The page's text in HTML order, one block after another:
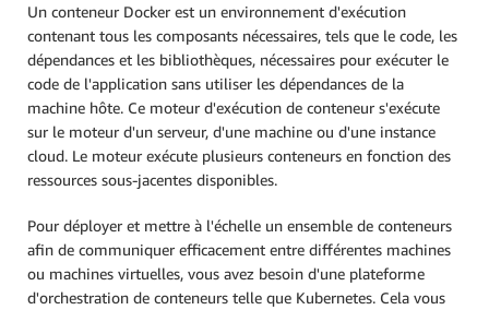
Un conteneur Docker est un environnement d'exécution
contenant tous les composants nécessaires, tels que le code, les
dépendances et les bibliothèques, nécessaires pour exécuter le
code de l'application sans utiliser les dépendances de la
machine hôte. Ce moteur d'exécution de conteneur s'exécute
sur le moteur d'un serveur, d'une machine ou d'une instance
cloud. Le moteur exécute plusieurs conteneurs en fonction des
ressources sous-jacentes disponibles.
Pour déployer et mettre à l'échelle un ensemble de conteneurs
afin de communiquer efficacement entre différentes machines
ou machines virtuelles, vous avez besoin d'une plateforme
d'orchestration de conteneurs telle que Kubernetes. Cela vous